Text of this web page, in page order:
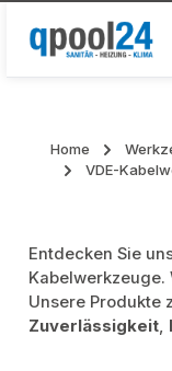
Zum Hauptinhalt
Home
VDE-
Entdecken Sie
Unsere Produkte
Zuverlässigkeit,